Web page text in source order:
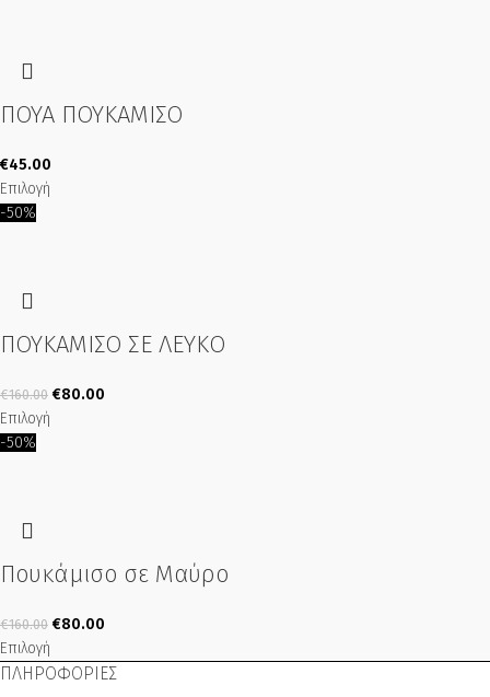
ΠΟΥΑ ΠΟΥΚΑΜΙΣΟ
€45.00
Επιλογή
-50%
ΠΟΥΚΑΜΙΣΟ ΣΕ ΛΕΥΚΟ
€160.00 €80.00
Επιλογή
-50%
Πουκάμισο σε Μαύρο
€160.00 €80.00
Επιλογή
ΠΛΗΡΟΦΟΡΙΕΣ